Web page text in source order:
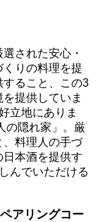
された安心・
りの料理を提
ること、この3
提供していま
立地にありま
の隠れ家」。厳
料理人の手づ
日本酒を提供す
んでいただける
アリングコー